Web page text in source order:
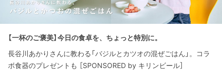
【一杯のご褒美】今日の食卓を、ちょっと特別に。
長谷川あかりさんに教わる「バジルとカツオの混ぜごはん」。コラ
ボ食器のプレゼントも ［SPONSORED by キリンビール］